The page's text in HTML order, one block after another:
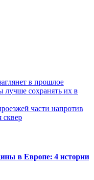
в прошлое
лучше сохранять их в
части напротив
сквер
в Европе: 4 истории